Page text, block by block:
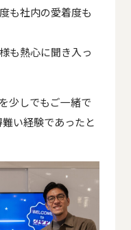
も社内の愛着度も
も熱心に聞き入っ
少しでもご一緒で
い経験であったと